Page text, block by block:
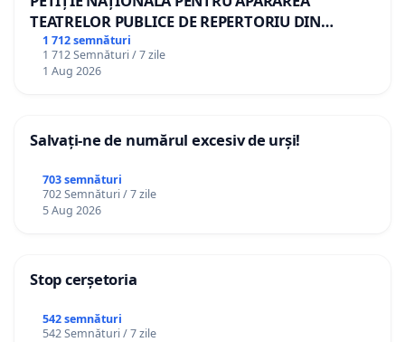
TEATRELOR PUBLICE DE REPERTORIU DIN
ROMÂNIA
1 712 semnături
1 712 Semnături / 7 zile
1 Aug 2026
Salvați-ne de numărul excesiv de urși!
703 semnături
702 Semnături / 7 zile
5 Aug 2026
Stop cerșetoria
542 semnături
542 Semnături / 7 zile